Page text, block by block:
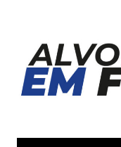
conteúdo